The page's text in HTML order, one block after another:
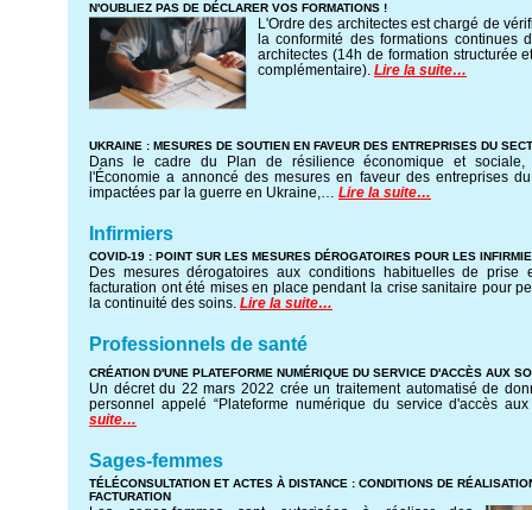
N'OUBLIEZ PAS DE DÉCLARER VOS FORMATIONS !
L'Ordre des architectes est chargé de
la conformité des formations continues
architectes (14h de formation structurée
complémentaire). Lire la suite…
UKRAINE : MESURES DE SOUTIEN EN FAVEUR DES ENTREPRISES DU
Dans le cadre du Plan de résilience économique et
l'Économie a annoncé des mesures en faveur des entreprises
impactées par la guerre en Ukraine,… Lire la suite…
Infirmiers
COVID-19 : POINT SUR LES MESURES DÉROGATOIRES POUR LES
Des mesures dérogatoires aux conditions habituelles de prise
facturation ont été mises en place pendant la crise sanitaire pour
la continuité des soins. Lire la suite…
Professionnels de santé
CRÉATION D'UNE PLATEFORME NUMÉRIQUE DU SERVICE D'ACCÈS AUX
Un décret du 22 mars 2022 crée un traitement automatisé de
personnel appelé “Plateforme numérique du service d'accès
suite…
Sages-femmes
TÉLÉCONSULTATION ET ACTES À DISTANCE : CONDITIONS DE
FACTURATION